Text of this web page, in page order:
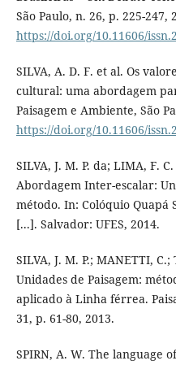
São Paulo, n. 26, p. 225-247,
https://doi.org/10.11606/
SILVA, A. D. F. et al. Os
cultural: uma abordagem
Paisagem e Ambiente, São
https://doi.org/10.11606/
SILVA, J. M. P. da; LIMA, F.
Abordagem Inter-escalar:
método. In: Colóquio Quapá
[...]. Salvador: UFES, 2014.
SILVA, J. M. P.; MANETTI,
Unidades de Paisagem:
aplicado à Linha férrea.
31, p. 61-80, 2013.
SPIRN, A. W. The language